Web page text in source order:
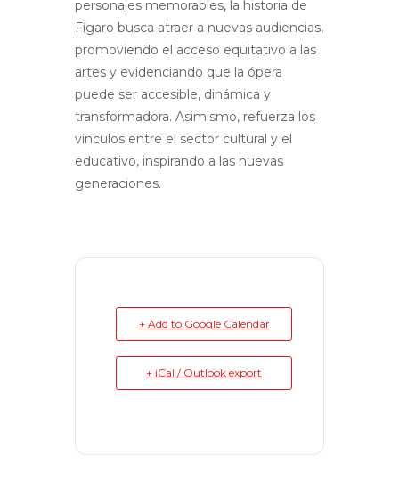
personajes memorables, la historia de
Fígaro busca atraer a nuevas audiencias,
promoviendo el acceso equitativo a las
artes y evidenciando que la ópera
puede ser accesible, dinámica y
transformadora. Asimismo, refuerza los
vínculos entre el sector cultural y el
educativo, inspirando a las nuevas
generaciones.
+ Add to Google Calendar
+ iCal / Outlook export